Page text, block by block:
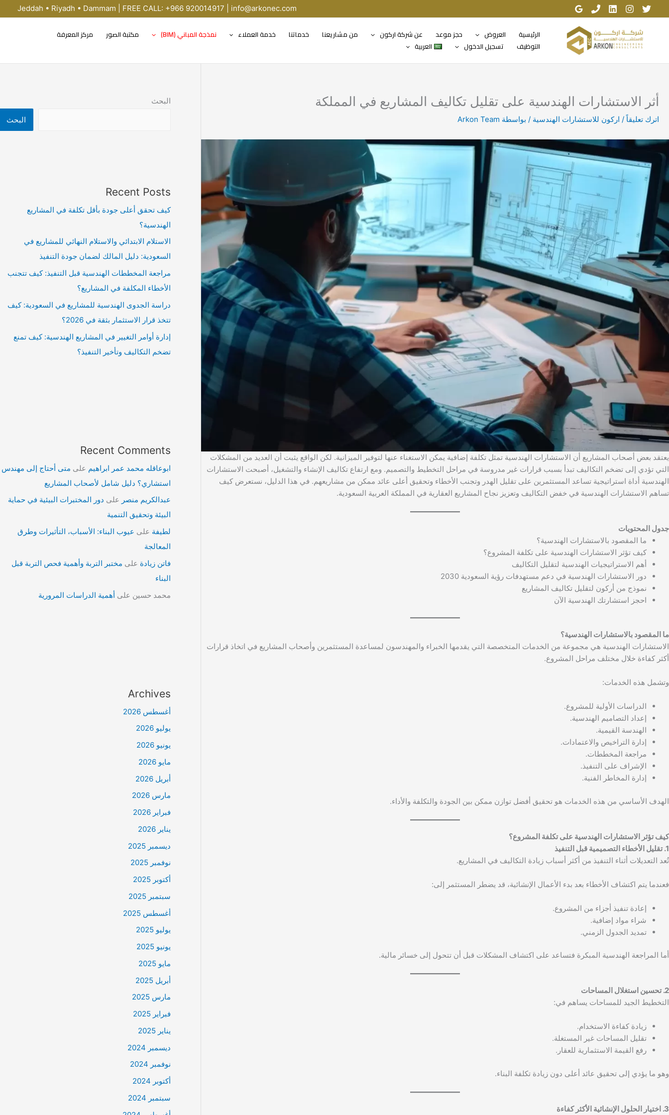
تخطي
إلى
Jeddah • Riyadh • Dammam | FREE CALL: +966 920014917 | info@arkonec.com
الرئيسية العروض حجز موعد عن شركة اركون من مشاريعنا خدماتنا خدمة العملاء نمذجة المباني (BIM) مكتبة الصور
مركز المعرفة
التوظيف
تسجيل الدخول العربية
أثر الاستشارات الهندسية على تقليل تكاليف المشاريع في المملكة
اترك تعليقاً / اركون للاستشارات الهندسية / بواسطة Arkon Team
يعتقد بعض أصحاب المشاريع أن الاستشارات الهندسية تمثل تكلفة إضافية يمكن الاستغناء عنها لتوفير الميزانية. لكن الواقع يثبت أن العديد من المشكلات
التي تؤدي إلى تضخم التكاليف تبدأ بسبب قرارات غير مدروسة في مراحل التخطيط والتصميم. ومع ارتفاع تكاليف الإنشاء والتشغيل، أصبحت الاستشارات
الهندسية أداة استراتيجية تساعد المستثمرين على تقليل الهدر وتجنب الأخطاء وتحقيق أعلى عائد ممكن من مشاريعهم. في هذا الدليل، نستعرض كيف
تساهم الاستشارات الهندسية في خفض التكاليف وتعزيز نجاح المشاريع العقارية في المملكة العربية السعودية.
جدول المحتويات
ما المقصود بالاستشارات الهندسية؟
كيف تؤثر الاستشارات الهندسية على تكلفة المشروع؟
أهم الاستراتيجيات الهندسية لتقليل التكاليف
دور الاستشارات الهندسية في دعم مستهدفات رؤية السعودية 2030
نموذج من أركون لتقليل تكاليف المشاريع
احجز استشارتك الهندسية الآن
ما المقصود بالاستشارات الهندسية؟
الاستشارات الهندسية هي مجموعة من الخدمات المتخصصة التي يقدمها الخبراء والمهندسون لمساعدة المستثمرين وأصحاب المشاريع في اتخاذ قرارات
أكثر كفاءة خلال مختلف مراحل المشروع.
وتشمل هذه الخدمات:
الدراسات الأولية للمشروع.
إعداد التصاميم الهندسية.
الهندسة القيمية.
إدارة التراخيص والاعتمادات.
مراجعة المخططات.
الإشراف على التنفيذ.
إدارة المخاطر الفنية.
الهدف الأساسي من هذه الخدمات هو تحقيق أفضل توازن ممكن بين الجودة والتكلفة والأداء.
كيف تؤثر الاستشارات الهندسية على تكلفة المشروع؟
1. تقليل الأخطاء التصميمية قبل التنفيذ
تُعد التعديلات أثناء التنفيذ من أكثر أسباب زيادة التكاليف في المشاريع.
فعندما يتم اكتشاف الأخطاء بعد بدء الأعمال الإنشائية، قد يضطر المستثمر إلى:
إعادة تنفيذ أجزاء من المشروع.
شراء مواد إضافية.
تمديد الجدول الزمني.
أما المراجعة الهندسية المبكرة فتساعد على اكتشاف المشكلات قبل أن تتحول إلى خسائر مالية.
2. تحسين استغلال المساحات
التخطيط الجيد للمساحات يساهم في:
زيادة كفاءة الاستخدام.
تقليل المساحات غير المستغلة.
رفع القيمة الاستثمارية للعقار.
وهو ما يؤدي إلى تحقيق عائد أعلى دون زيادة تكلفة البناء.
3. اختيار الحلول الإنشائية الأكثر كفاءة
البحث
البحث
Recent Posts
كيف تحقق أعلى جودة بأقل تكلفة في المشاريع
الهندسية؟
الاستلام الابتدائي والاستلام النهائي للمشاريع في
السعودية: دليل المالك لضمان جودة التنفيذ
مراجعة المخططات الهندسية قبل التنفيذ: كيف تتجنب
الأخطاء المكلفة في المشاريع؟
دراسة الجدوى الهندسية للمشاريع في السعودية: كيف
تتخذ قرار الاستثمار بثقة في 2026؟
إدارة أوامر التغيير في المشاريع الهندسية: كيف تمنع
تضخم التكاليف وتأخير التنفيذ؟
Recent Comments
ابوعاقله محمد عمر ابراهيم على متى أحتاج إلى مهندس
استشاري؟ دليل شامل لأصحاب المشاريع
عبدالكريم منصر على دور المختبرات البيئية في حماية
البيئة وتحقيق التنمية
لطيفة على عيوب البناء: الأسباب، التأثيرات وطرق
المعالجة
فاتن زيادة على مختبر التربة وأهمية فحص التربة قبل
البناء
محمد حسين على أهمية الدراسات المرورية
Archives
أغسطس 2026
يوليو 2026
يونيو 2026
مايو 2026
أبريل 2026
مارس 2026
فبراير 2026
يناير 2026
ديسمبر 2025
نوفمبر 2025
أكتوبر 2025
سبتمبر 2025
أغسطس 2025
يوليو 2025
يونيو 2025
مايو 2025
أبريل 2025
مارس 2025
فبراير 2025
يناير 2025
ديسمبر 2024
نوفمبر 2024
أكتوبر 2024
سبتمبر 2024